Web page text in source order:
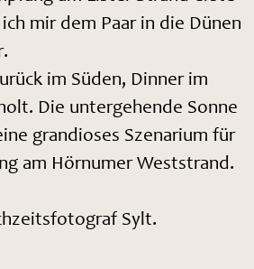
mir dem Paar in die Dünen
im Süden, Dinner im
Die untergehende Sonne
grandioses Szenarium für
am Hörnumer Weststrand.
Sylt.